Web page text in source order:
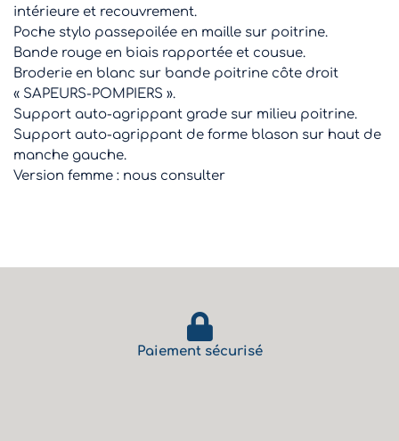
intérieure et recouvrement.
Poche stylo passepoilée en maille sur poitrine.
Bande rouge en biais rapportée et cousue.
Broderie en blanc sur bande poitrine côte droit
« SAPEURS-POMPIERS ».
Support auto-agrippant grade sur milieu poitrine.
Support auto-agrippant de forme blason sur haut de
manche gauche.
Version femme : nous consulter
Paiement sécurisé